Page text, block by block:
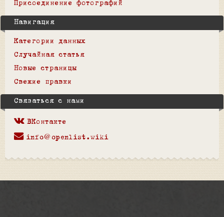
Присоединение фотографий
Навигация
Категории данных
Случайная статья
Новые страницы
Свежие правки
Связаться с нами
ВКонтакте
info@openlist.wiki